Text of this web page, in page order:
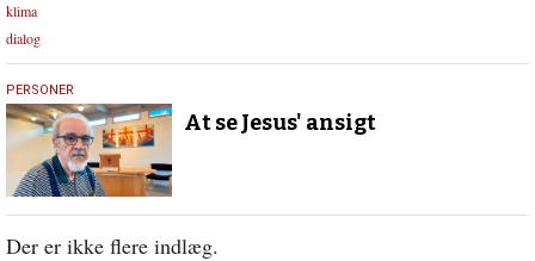
klima
dialog
15.
oktober
2025
PERSONER
At se Jesus' ansigt
Der er ikke flere indlæg.